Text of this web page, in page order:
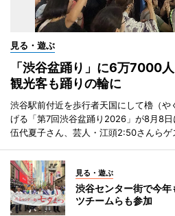
見る・遊ぶ
「渋谷盆踊り」に6万7000
観光客も踊りの輪に
渋谷駅前付近を歩行者天国にして櫓（
げる「第7回渋谷盆踊り2026」が8月8
伍代夏子さん、芸人・江頭2:50さんらゲ
見る・遊ぶ
渋谷センター街で今
ツチームらも参加